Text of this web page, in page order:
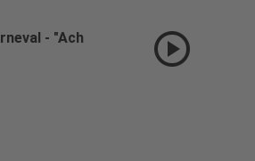
- "Ach
play_circle